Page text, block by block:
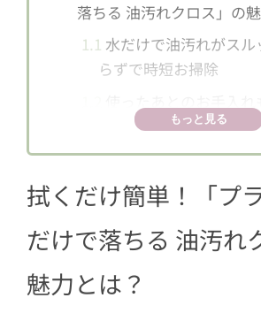
落ちる 油汚れクロス」の
1.1 水だけで油汚れがスル
らずで時短お掃除
ク！水洗いでキレイに
1.3イヤなニオイを抑える
加工つき！
キッチン以外でも大活
2Amazonで先行販売中！選
もっと見る
拭くだけ簡単！「プ
だけで落ちる 油汚れ
魅力とは？